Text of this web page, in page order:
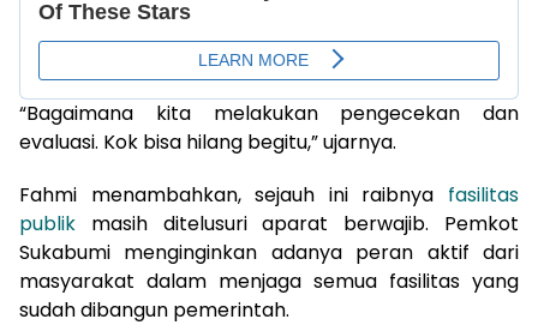
“Bagaimana kita melakukan pengecekan dan
evaluasi. Kok bisa hilang begitu,” ujarnya.
Fahmi menambahkan, sejauh ini raibnya fasilitas
publik masih ditelusuri aparat berwajib. Pemkot
Sukabumi menginginkan adanya peran aktif dari
masyarakat dalam menjaga semua fasilitas yang
sudah dibangun pemerintah.